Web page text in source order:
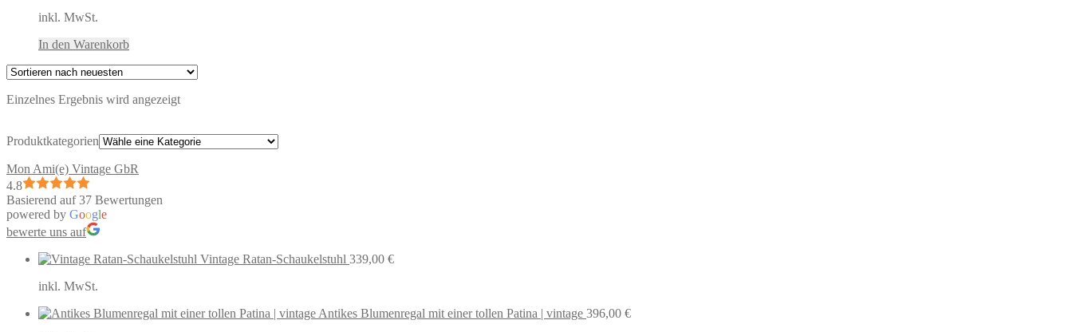
inkl. MwSt.
In den Warenkorb
Einzelnes Ergebnis wird angezeigt
Produktkategorien
Mon Ami(e) Vintage GbR
4.8
Basierend auf 37 Bewertungen
powered by Google
bewerte uns auf
Vintage Ratan-Schaukelstuhl 339,00 €
inkl. MwSt.
Antikes Blumenregal mit einer tollen Patina | vintage 396,00 €